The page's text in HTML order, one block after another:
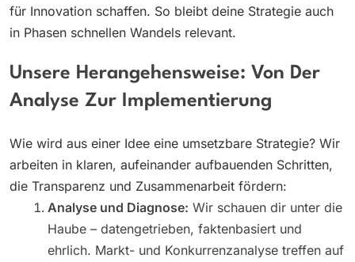
für Innovation schaffen. So bleibt deine Strategie auch
in Phasen schnellen Wandels relevant.
Unsere Herangehensweise: Von Der
Analyse Zur Implementierung
Wie wird aus einer Idee eine umsetzbare Strategie? Wir
arbeiten in klaren, aufeinander aufbauenden Schritten,
die Transparenz und Zusammenarbeit fördern:
Analyse und Diagnose: Wir schauen dir unter die
Haube – datengetrieben, faktenbasiert und
ehrlich. Markt- und Konkurrenzanalyse treffen auf